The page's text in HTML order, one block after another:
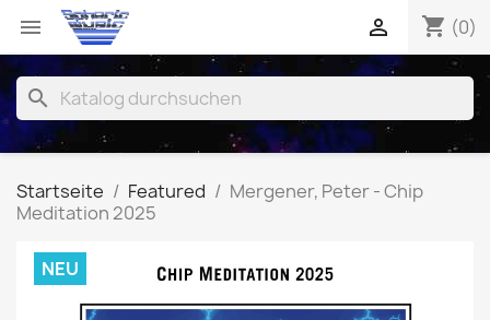
 shopping_cart (0)

search
Startseite Featured
Mergener, Peter - Chip
Meditation 2025
NEU